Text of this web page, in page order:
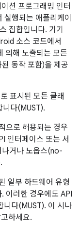
션 프로그래밍 인터
행되는 애플리케이
집합입니다. 기기
소스 코드에서
의해 노출되는 모든
동작 포함)을 제공
표시된 모든 클래
니다(MUST).
으로 허용되는 경우
인터페이스 또는 서
나거나 노옵스(no-
일부 하드웨어 유형
이러한 경우에도 API
니다(MUST). 이 시나
하세요.